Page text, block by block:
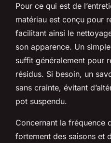
Pour ce qui est de
matériau est conçu pour
facilitant ainsi le
son apparence. Un
suffit généralement pour
résidus. Si besoin, un
sans crainte, évitant
pot suspendu.
Concernant la fréquence
fortement des saisons et